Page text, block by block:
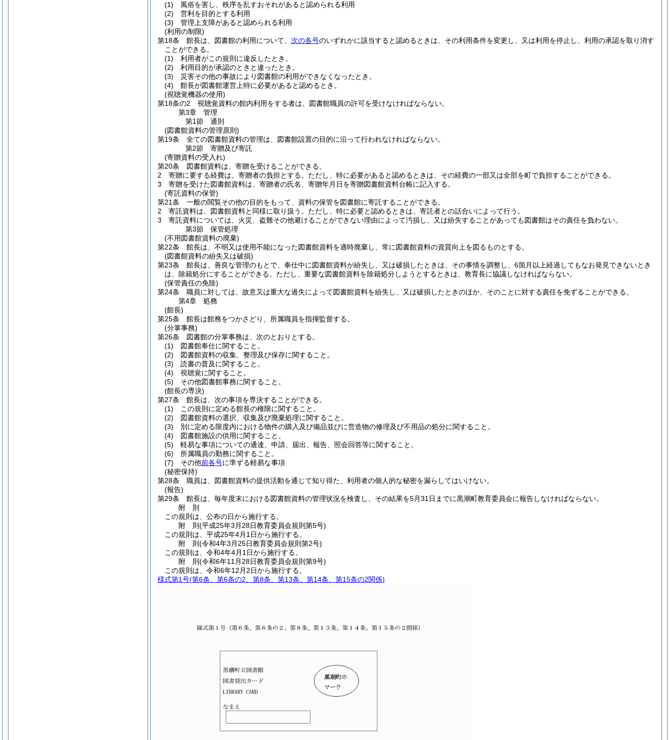
(1)
風俗を害し、秩序を乱すおそれがあると認められる利用
(2)
営利を目的とする利用
(3)
管理上支障があると認められる利用
(利用の制限)
第18条
館長は、図書館の利用について、 次の各号のいずれかに該当すると認めるときは、その利用条件を変更し、又は利用を停止し、利用の承認を取り消す
ことができる。
(1)
利用者がこの規則に違反したとき。
(2)
利用目的が承認のときと違ったとき。
(3)
災害その他の事故により図書館の利用ができなくなったとき。
(4)
館長が図書館運営上特に必要があると認めるとき。
(視聴覚機器の使用)
第18条の2
視聴覚資料の館内利用をする者は、図書館職員の許可を受けなければならない。
第3章
管理
第1節
通則
(図書館資料の管理原則)
第19条
全ての図書館資料の管理は、図書館設置の目的に沿って行われなければならない。
第2節
寄贈及び寄託
(寄贈資料の受入れ)
第20条
図書館資料は、寄贈を受けることができる。
2
寄贈に要する経費は、寄贈者の負担とする。 ただし、特に必要があると認めるときは、その経費の一部又は全部を町で負担することができる。
3
寄贈を受けた図書館資料は、寄贈者の氏名、寄贈年月日を寄贈図書館資料台帳に記入する。
(寄託資料の保管)
第21条
一般の閲覧その他の目的をもって、資料の保管を図書館に寄託することができる。
2
寄託資料は、図書館資料と同様に取り扱う。 ただし、特に必要と認めるときは、寄託者との話合いによって行う。
3
寄託資料については、火災、盗難その他避けることができない理由によって汚損し、又は紛失することがあっても図書館はその責任を負わない。
第3節
保管処理
(不用図書館資料の廃棄)
第22条
館長は、不明又は使用不能になった図書館資料を適時廃棄し、常に図書館資料の資質向上を図るものとする。
(図書館資料の紛失又は破損)
第23条
館長は、善良な管理のもとで、奉仕中に図書館資料が紛失し、又は破損したときは、その事情を調整し、6箇月以上経過してもなお発見できないとき
は、除籍処分にすることができる。 ただし、重要な図書館資料を除籍処分しようとするときは、教育長に協議しなければならない。
(保管責任の免除)
第24条
職員に対しては、故意又は重大な過失によって図書館資料を紛失し、又は破損したときのほか、そのことに対する責任を免ずることができる。
第4章
処務
(館長)
第25条
館長は館務をつかさどり、所属職員を指揮監督する。
(分掌事務)
第26条
図書館の分掌事務は、次のとおりとする。
(1)
図書館奉仕に関すること。
(2)
図書館資料の収集、整理及び保存に関すること。
(3)
読書の普及に関すること。
(4)
視聴覚に関すること。
(5)
その他図書館事務に関すること。
(館長の専決)
第27条
館長は、次の事項を専決することができる。
(1)
この規則に定める館長の権限に関すること。
(2)
図書館資料の選択、収集及び廃棄処理に関すること。
(3)
別に定める限度内における物件の購入及び備品並びに営造物の修理及び不用品の処分に関すること。
(4)
図書館施設の供用に関すること。
(5)
軽易な事項についての通達、申請、届出、報告、照会回答等に関すること。
(6)
所属職員の勤務に関すること。
(7)
その他前各号に準ずる軽易な事項
(秘密保持)
第28条
職員は、図書館資料の提供活動を通じて知り得た、利用者の個人的な秘密を漏らしてはいけない。
(報告)
第29条
館長は、毎年度末における図書館資料の管理状況を検査し、その結果を5月31日までに黒潮町教育委員会に報告しなければならない。
附 則
この規則は、公布の日から施行する。
附 則(平成25年3月28日教育委員会規則第5号)
この規則は、平成25年4月1日から施行する。
附 則(令和4年3月25日教育委員会規則第2号)
この規則は、令和4年4月1日から施行する。
附 則(令和6年11月28日教育委員会規則第9号)
この規則は、令和6年12月2日から施行する。
様式第1号(第6条、第6条の2、第8条、第13条、第14条、第15条の2関係)